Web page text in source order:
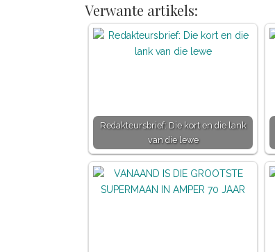
Verwante artikels:
Redakteursbrief: Die kort en die lank
van die lewe